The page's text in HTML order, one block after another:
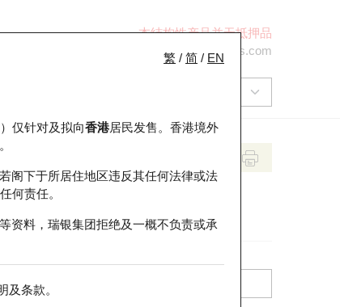
本结构性产品并无抵押品
ol-hkwarrants@ubs.com
繁 / 简 / EN
）仅针对及拟向香港居民发售。香港境外
阁下于所居住地区违反其任何法律或法
何责任。
资料，瑞银集团拒绝及一概不负责或承
及条款。